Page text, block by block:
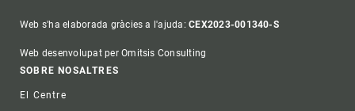
Web s'ha elaborada gràcies a l'ajuda:CEX2023-001340-S
Web desenvolupat per Omitsis Consulting
Footer
SOBRE NOSALTRES
El Centre